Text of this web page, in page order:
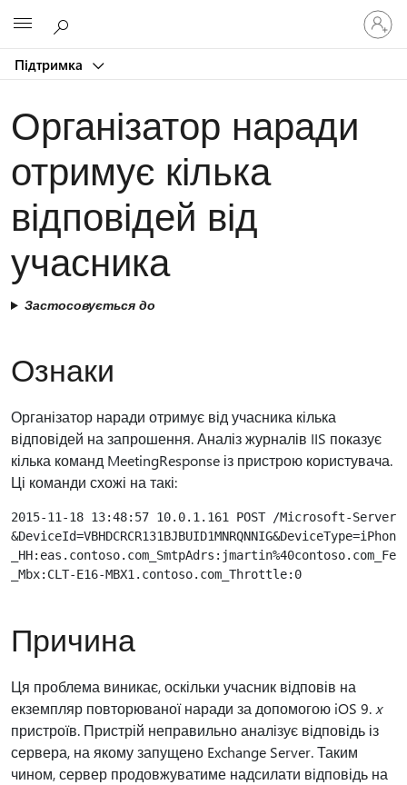
Підтримка
Увійдіть
свій
запис
Організатор наради
отримує кілька
відповідей від
учасника
Застосовується до
Ознаки
Організатор наради отримує від учасника кілька
відповідей на запрошення. Аналіз журналів IIS показує
кілька команд MeetingResponse із пристрою користувача.
Ці команди схожі на такі:
2015-11-18 13:48:57 10.0.1.161 POST /Microsoft-
Причина
Ця проблема виникає, оскільки учасник відповів на
екземпляр повторюваної наради за допомогою iOS 9. x
пристроїв. Пристрій неправильно аналізує відповідь із
сервера, на якому запущено Exchange Server. Таким
чином, сервер продовжуватиме надсилати відповідь на